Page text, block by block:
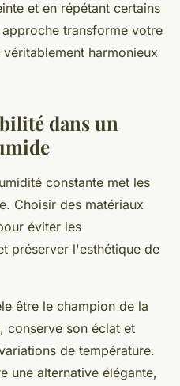
et en répétant certains
transforme votre
harmonieux
dans un
constante met les
Choisir des matériaux
éviter les
préserver l'esthétique de
être le champion de la
conserve son éclat et
de température.
une alternative élégante,